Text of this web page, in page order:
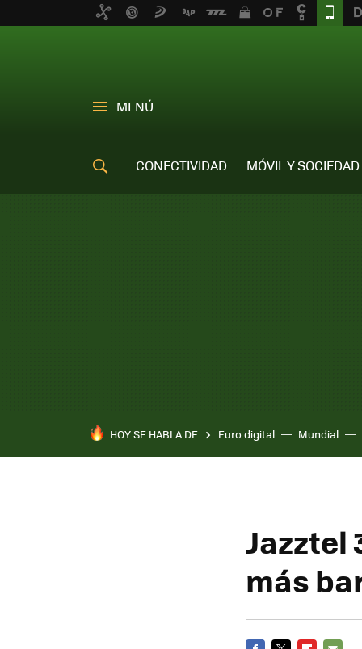
MENÚ
CONECTIVIDAD MÓVIL Y SOCIEDAD
HOY SE HABLA DE Euro digital Mundial
Jazztel
más